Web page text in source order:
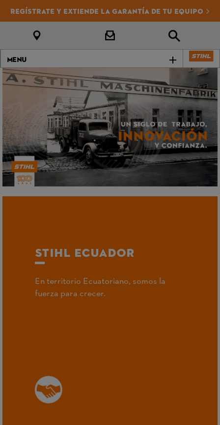
REGÍSTRATE Y EXTIENDE LA GARANTÍA DE TU EQUIPO
Menu
STIHL ECUADOR
En territorio Ecuatoriano, somos la
fuerza para crecer.